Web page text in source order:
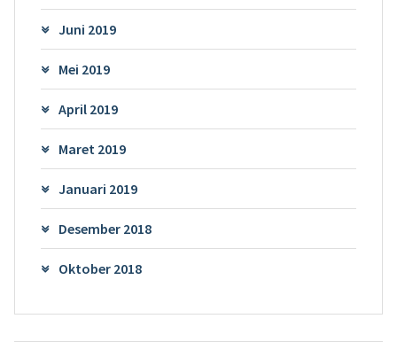
Juni 2019
Mei 2019
April 2019
Maret 2019
Januari 2019
Desember 2018
Oktober 2018